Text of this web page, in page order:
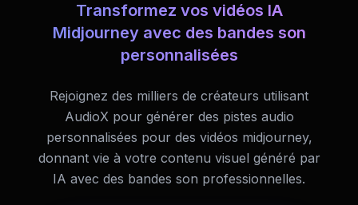
Transformez vos vidéos IA
Midjourney avec des bandes son
personnalisées
Rejoignez des milliers de créateurs utilisant
AudioX pour générer des pistes audio
personnalisées pour des vidéos midjourney,
donnant vie à votre contenu visuel généré par
IA avec des bandes son professionnelles.